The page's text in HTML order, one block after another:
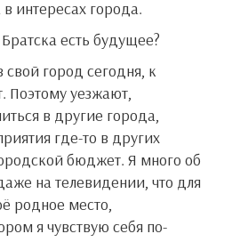
в интересах города.
есть будущее?
город сегодня, к
Поэтому уезжают,
в другие города,
где-то в других
бюджет. Я много об
на телевидении, что для
родное место,
я чувствую себя по-